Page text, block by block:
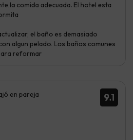
comida adecuada. El hotel esta
el baño es demasiado
algun pelado. Los baños comunes
reformar
9.1
en pareja